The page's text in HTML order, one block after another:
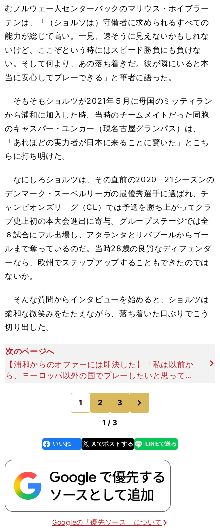
むノルウェー人センターバックのマリウス・ホイブラー
テンは、「（ショルツは）守備者に求められるすべての
能力が総じて高い。一見、速そうに見えないかもしれな
いけど、ここぞという時にはスピード勝負にも負けな
い。そして何より、あの落ち着きだ。彼が隣にいると本
当に安心してプレーできる」と筆者に語った。
そもそもショルツが2021年５月に母国のミッティラン
から浦和に加入した時、当時のチームメイトだった同胞
のキャスパー・ユンカー（現名古屋グランパス）は、
「あれほどの実力者が日本に来ることに驚いた」とこち
らに打ち明けた。
なにしろショルツは、その直前の2020－21シーズンの
デンマーク・スーペルリーガの最優秀選手に選ばれ、チ
ャンピオンズリーグ（CL）では予選を勝ち上がってクラ
ブ史上初の本大会進出に寄与。グループステージでは全
６試合にフル出場し、アタランタとリバプールからゴー
ルまで奪っているのだ。当時28歳の良質なディフェンダ
ーなら、欧州でステップアップすることもできたのでは
ないか。
そんな質問からインタビューを始めると、ショルツは
柔和な微笑みをたたえながら、落ち着いた口ぶりでこう
切り出した。
次のページへ
【浦和からのオファーには即決した】「私は以前か
ら、ヨーロッパ以外の国でプレーしたいと思ってい
たんだ。そして2019年12月の休暇中に、ベルギー
（のロケレン）でプレーしていた時に友だちになっ
たジュニオ
1 2 3
1 / 3
faceboo
k
いいね Xでポストする
line LINEで送る
Googleの「優先ソース」について